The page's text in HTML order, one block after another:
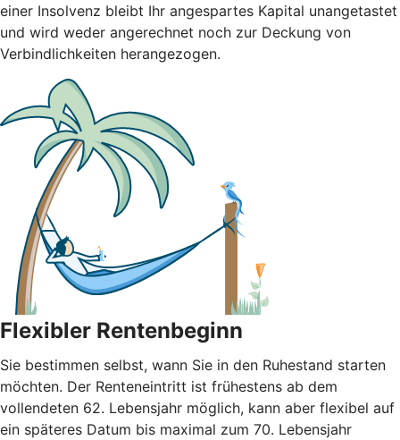
einer Insolvenz bleibt Ihr angespartes Kapital unangetastet
und wird weder angerechnet noch zur Deckung von
Verbindlichkeiten herangezogen.
Flexibler Rentenbeginn
Sie bestimmen selbst, wann Sie in den Ruhestand starten
möchten. Der Renteneintritt ist frühestens ab dem
vollendeten 62. Lebensjahr möglich, kann aber flexibel auf
ein späteres Datum bis maximal zum 70. Lebensjahr